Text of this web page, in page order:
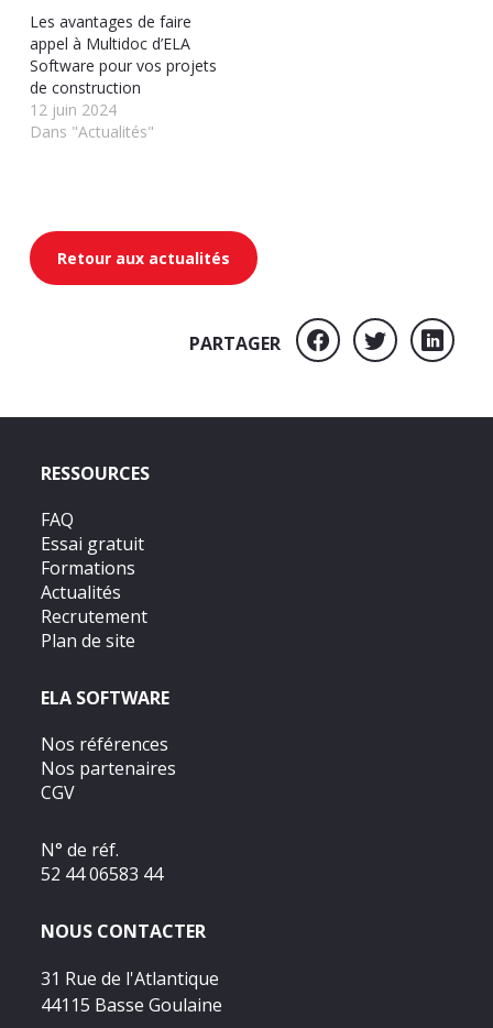
Les avantages de faire
appel à Multidoc d’ELA
Software pour vos projets
de construction
12 juin 2024
Dans "Actualités"
Retour aux actualités
PARTAGER
RESSOURCES
FAQ
Essai gratuit
Formations
Actualités
Recrutement
Plan de site
ELA SOFTWARE
Nos références
Nos partenaires
CGV
N° de réf.
52 44 06583 44
NOUS CONTACTER
31 Rue de l'Atlantique
44115 Basse Goulaine